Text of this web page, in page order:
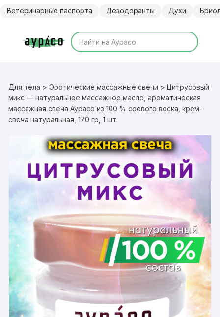
Ветеринарные паспорта Дезодоранты Духи
Для тела >Эротические массажные свечи > Цитрусовый
микс — натуральное массажное масло, ароматическая
массажная свеча Аурасо из 100 % соевого воска, крем-
свеча натуральная, 170 гр, 1 шт.